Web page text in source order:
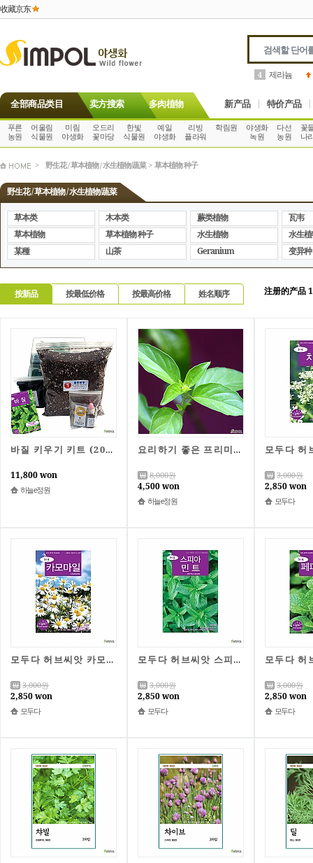
收藏京东
5 호야 2
全部商品类目 卖方搜索 多肉植物 新产品 特价产品
푸른
농원
어울림
식물원
미림
야생화
오드리
꽃마당
한빛
식물원
예일
야생화
리빙
플라워
학림원
야생화
녹원
다선
농원
꽃
나
> 野生花 / 草本植物 / 水生植物/蔬菜 > 草本植物 种子
野生花 / 草本植物 / 水生植物/蔬菜
草本类 木本类 蕨类植物
瓦韦
草本植物
草本植物 种子 水生植物
水生
某種
山茶 Geranium 变异种
按新品 按最低价格 按最高价格 姓名顺序 注册的产品
바질 키우기 키트 (200립) 과학 실험 식물 기르기 누구나 쉽게 책상 위의 텃밭 바질씨앗
11,800 won
하늘e정원
요리하기 좋은 프리미엄 바질 씨앗 200립 레몬바질 바질씨
8,000원
4,500 won
하늘e정원
3,000원
2,850 won
모두다
모두다 허브씨앗 카모마일씨앗(500립)
3,000원
2,850 won
모두다
모두다 허브씨앗 스피아민트씨앗(2000립)
3,000원
2,850 won
모두다
3,000원
2,850 won
모두다